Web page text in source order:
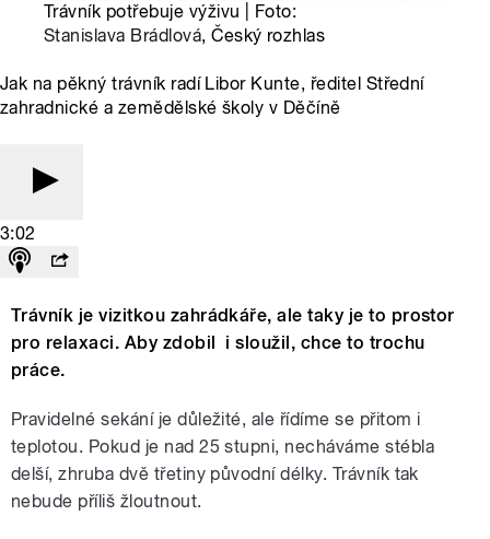
Trávník potřebuje výživu | Foto:
Stanislava Brádlová, Český rozhlas
Jak na pěkný trávník radí Libor Kunte, ředitel Střední
zahradnické a zemědělské školy v Děčíně
3:02
Trávník je vizitkou zahrádkáře, ale taky je to prostor
pro relaxaci. Aby zdobil i sloužil, chce to trochu
práce.
Pravidelné sekání je důležité, ale řídíme se přitom i
teplotou. Pokud je nad 25 stupni, necháváme stébla
delší, zhruba dvě třetiny původní délky. Trávník tak
nebude příliš žloutnout.